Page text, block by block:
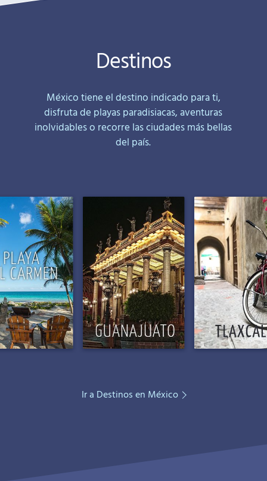
Destinos
México tiene el destino indicado para ti,
disfruta de playas paradisiacas, aventuras
inolvidables o recorre las ciudades más bellas
del país.
Ir a Destinos en México